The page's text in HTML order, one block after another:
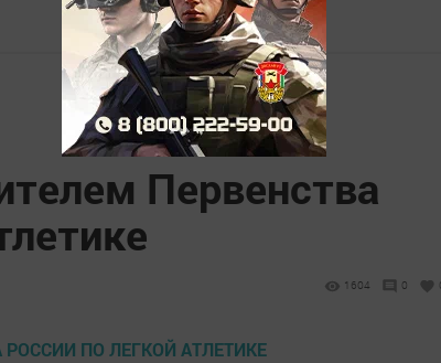
Первенства
1604 0